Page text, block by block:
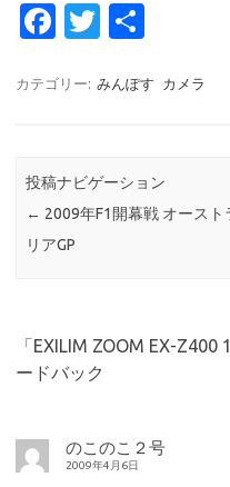
Fa
e
o
k
T
it
カテゴリー: みんぽす カメラ
投稿ナビゲーション
← 2009年F1開幕戦 オースト
リアGP
「EXILIM ZOOM EX-Z400
ードバック
のこのこ２号
2009年4月6日